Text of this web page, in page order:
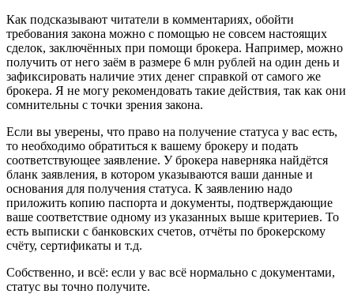
Как подсказывают читатели в комментариях, обойти
требования закона можно с помощью не совсем настоящих
сделок, заключённых при помощи брокера. Например, можно
получить от него заём в размере 6 млн рублей на один день и
зафиксировать наличие этих денег справкой от самого же
брокера. Я не могу рекомендовать такие действия, так как они
сомнительны с точки зрения закона.
Если вы уверены, что право на получение статуса у вас есть,
то необходимо обратиться к вашему брокеру и подать
соответствующее заявление. У брокера наверняка найдётся
бланк заявления, в котором указываются ваши данные и
основания для получения статуса. К заявлению надо
приложить копию паспорта и документы, подтверждающие
ваше соответствие одному из указанных выше критериев. То
есть выписки с банковских счетов, отчёты по брокерскому
счёту, сертификаты и т.д.
Собственно, и всё: если у вас всё нормально с документами,
статус вы точно получите.